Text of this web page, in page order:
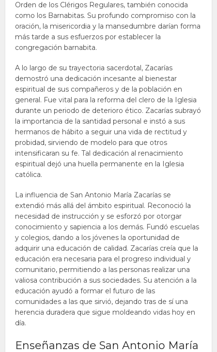
Orden de los Clérigos Regulares, también conocida
como los Barnabitas. Su profundo compromiso con la
oración, la misericordia y la mansedumbre darían forma
más tarde a sus esfuerzos por establecer la
congregación barnabita.
A lo largo de su trayectoria sacerdotal, Zacarías
demostró una dedicación incesante al bienestar
espiritual de sus compañeros y de la población en
general. Fue vital para la reforma del clero de la Iglesia
durante un periodo de deterioro ético. Zacarías subrayó
la importancia de la santidad personal e instó a sus
hermanos de hábito a seguir una vida de rectitud y
probidad, sirviendo de modelo para que otros
intensificaran su fe. Tal dedicación al renacimiento
espiritual dejó una huella permanente en la Iglesia
católica.
La influencia de San Antonio María Zacarías se
extendió más allá del ámbito espiritual. Reconoció la
necesidad de instrucción y se esforzó por otorgar
conocimiento y sapiencia a los demás. Fundó escuelas
y colegios, dando a los jóvenes la oportunidad de
adquirir una educación de calidad. Zacarías creía que la
educación era necesaria para el progreso individual y
comunitario, permitiendo a las personas realizar una
valiosa contribución a sus sociedades. Su atención a la
educación ayudó a formar el futuro de las
comunidades a las que sirvió, dejando tras de sí una
herencia duradera que sigue moldeando vidas hoy en
día.
Enseñanzas de San Antonio María